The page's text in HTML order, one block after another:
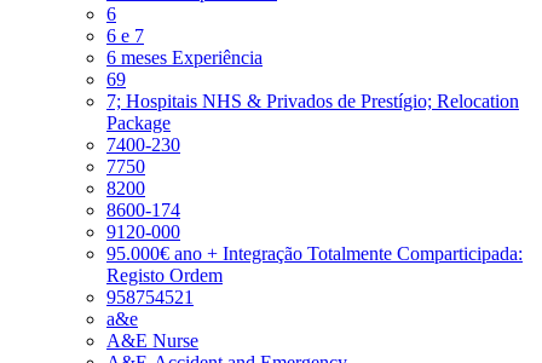
6
6 e 7
6 meses Experiência
69
7; Hospitais NHS & Privados de Prestígio; Relocation
Package
7400-230
7750
8200
8600-174
9120-000
95.000€ ano + Integração Totalmente Comparticipada:
Registo Ordem
958754521
a&e
A&E Nurse